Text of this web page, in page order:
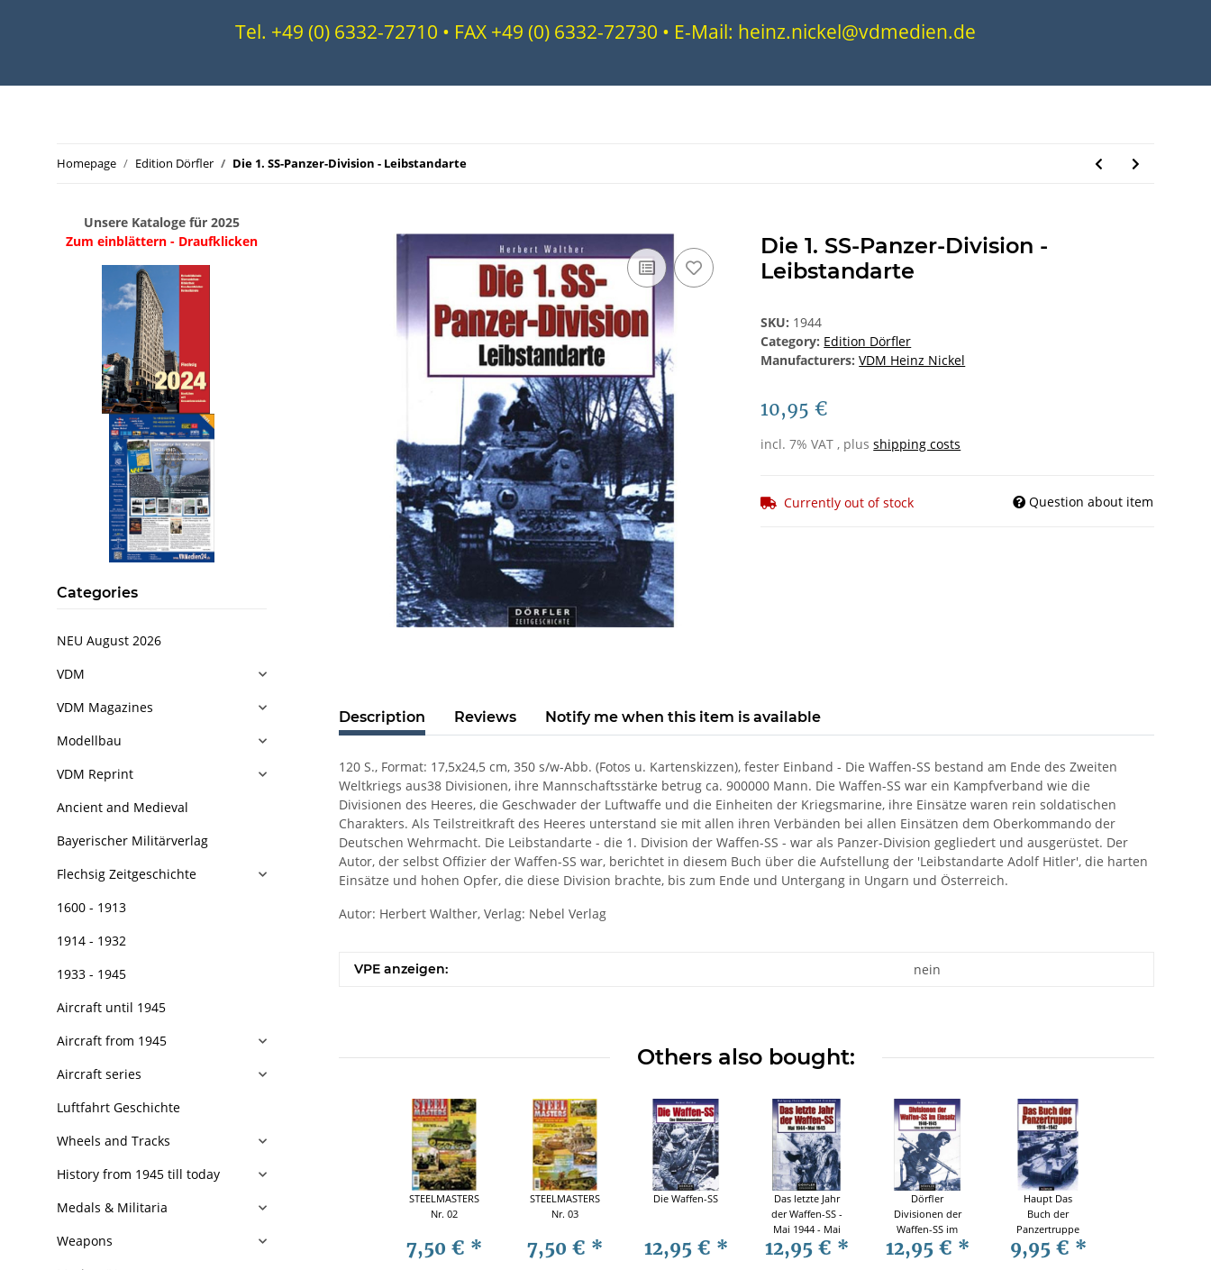
Tel. +49 (0) 6332-72710 • FAX +49 (0) 6332-72730 • E-Mail: heinz.nickel@vdmedien.de
Homepage Edition Dörfler Die 1. SS-Panzer-Division - Leibstandarte
Die 1. SS-Panzer-Division -
Leibstandarte
SKU: 1944
Category: Edition Dörfler
Manufacturers: VDM Heinz Nickel
10,95 €
incl. 7% VAT , plusshipping costs
Currently out of stock Question about item
Description Reviews Notify me when this item is available
120 S., Format: 17,5x24,5 cm, 350 s/w-Abb. (Fotos u. Kartenskizzen), fester Einband - Die Waffen-SS bestand am Ende des Zweiten
Weltkriegs aus38 Divisionen, ihre Mannschaftsstärke betrug ca. 900000 Mann. Die Waffen-SS war ein Kampfverband wie die
Divisionen des Heeres, die Geschwader der Luftwaffe und die Einheiten der Kriegsmarine, ihre Einsätze waren rein soldatischen
Charakters. Als Teilstreitkraft des Heeres unterstand sie mit allen ihren Verbänden bei allen Einsätzen dem Oberkommando der
Deutschen Wehrmacht. Die Leibstandarte - die 1. Division der Waffen-SS - war als Panzer-Division gegliedert und ausgerüstet. Der
Autor, der selbst Offizier der Waffen-SS war, berichtet in diesem Buch über die Aufstellung der 'Leibstandarte Adolf Hitler', die harten
Einsätze und hohen Opfer, die diese Division brachte, bis zum Ende und Untergang in Ungarn und Österreich.
Autor: Herbert Walther, Verlag: Nebel Verlag
VPE anzeigen: nein
Others also bought:
STEELMASTERS
Nr. 02
7,50 € *
STEELMASTERS
Nr. 03
7,50 € *
Die Waffen-SS
12,95 € *
Das letzte Jahr
der Waffen-SS -
Mai 1944 - Mai
1945
12,95 € *
Dörfler
Divisionen der
Waffen-SS im
Einsatz 1940
-1945
12,95 € *
Haupt Das
Buch der
Panzertruppe
1916 - 1945 2.
WK
9,95 € *
Unsere Kataloge für 2025
Zum einblättern - Draufklicken
Categories
NEU August 2026
VDM
VDM Magazines
Modellbau
VDM Reprint
Ancient and Medieval
Bayerischer Militärverlag
Flechsig Zeitgeschichte
1600 - 1913
1914 - 1932
1933 - 1945
Aircraft until 1945
Aircraft from 1945
Aircraft series
Luftfahrt Geschichte
Wheels and Tracks
History from 1945 till today
Medals & Militaria
Weapons